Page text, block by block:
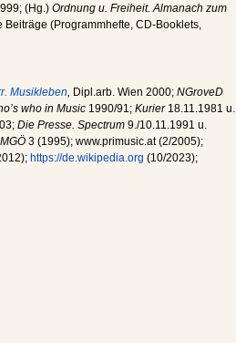
(Hg.) Ordnung u. Freiheit. Almanach zum
Beiträge (Programmhefte, CD-Booklets,
Musikleben, Dipl.arb. Wien 2000; NGroveD
who in Music 1990/91; Kurier 18.11.1981 u.
Die Presse. Spectrum 9./10.11.1991 u.
MGÖ 3 (1995); www.primusic.at (2/2005);
https://de.wikipedia.org (10/2023);